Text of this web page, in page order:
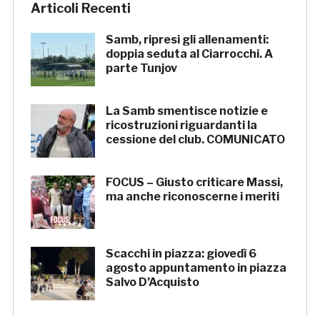
Articoli Recenti
Samb, ripresi gli allenamenti:
doppia seduta al Ciarrocchi. A
parte Tunjov
La Samb smentisce notizie e
ricostruzioni riguardanti la
cessione del club. COMUNICATO
FOCUS – Giusto criticare Massi,
ma anche riconoscerne i meriti
Scacchi in piazza: giovedì 6
agosto appuntamento in piazza
Salvo D’Acquisto